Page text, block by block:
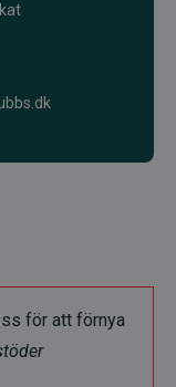
för att förnya